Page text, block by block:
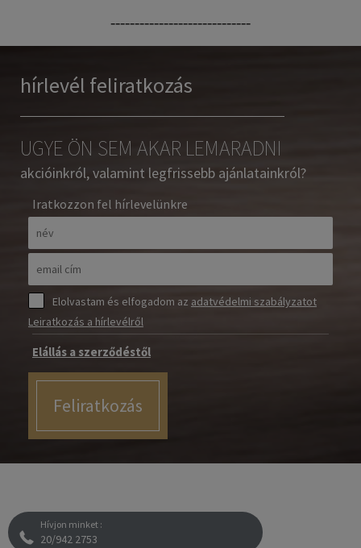
-----------------------------
hírlevél feliratkozás
UGYE ÖN SEM AKAR LEMARADNI
akcióinkról, valamint legfrissebb ajánlatainkról?
Iratkozzon fel hírlevelünkre
Elolvastam és elfogadom az adatvédelmi szabályzatot
Leiratkozás a hírlevélről
Elállás a szerződéstől
Feliratkozás
Hívjon minket :
20/942 2753